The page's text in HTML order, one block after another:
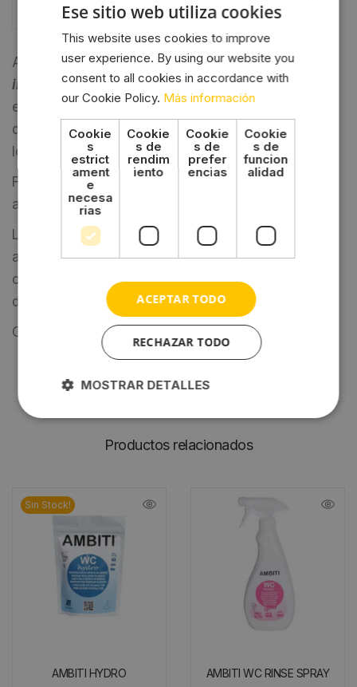
e
Marca
Aditivo perfumado, para su uso continuado en
inodoros químicos portátiles,o cassettes, y
en
depósitos de residuos.Destinado a la
descomposición y eliminación de
los
residuosorgánicos y papel higiénico.
Formulación a base de productos totalmente
atóxicos, biodegradables y no inflamables.
Licúa, perfuma y elimina los malos olores
asegurando una protección residual frente a
contaminaciones. No daña ningún material ni
deteriora las gomas del inodoro.
Garrafa de 2 litros (± 16 dosificaciones).
Productos relacionados
Sin Stock!
AMBITI HYDRO
AMBITI WC RINSE SPRAY
Ese sitio web utiliza cookies
This website uses cookies to improve
user experience. By using our website you
consent to all cookies in accordance with
our Cookie Policy. Más información
Cookie
s
estrict
ament
e
necesa
rias
Cookie
s de
rendim
iento
Cookie
s de
prefer
encias
Cookie
s de
funcion
alidad
ACEPTAR TODO
RECHAZAR TODO
MOSTRAR DETALLES